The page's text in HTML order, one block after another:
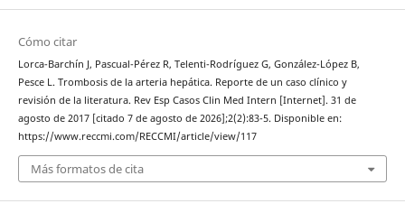
Cómo citar
Lorca-Barchín J, Pascual-Pérez R, Telenti-Rodríguez G, González-López B,
Pesce L. Trombosis de la arteria hepática. Reporte de un caso clínico y
revisión de la literatura. Rev Esp Casos Clin Med Intern [Internet]. 31 de
agosto de 2017 [citado 7 de agosto de 2026];2(2):83-5. Disponible en:
https://www.reccmi.com/RECCMI/article/view/117
Más formatos de cita